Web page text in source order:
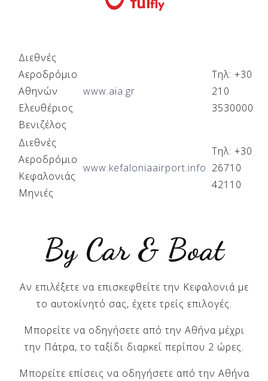
Διεθνές
Αεροδρόμιο
Αθηνών
Ελευθέριος
Βενιζέλος
www.aia.gr
Τηλ: +30
210
3530000
Διεθνές
Αεροδρόμιο
Κεφαλονιάς
Μηνιές
www.kefaloniaairport.info
Τηλ: +30
26710
42110
By Car & Boat
Αν επιλέξετε να επισκεφθείτε την Κεφαλονιά με
το αυτοκίνητό σας, έχετε τρείς επιλογές.
Μπορείτε να οδηγήσετε από την Αθήνα μέχρι
την Πάτρα, το ταξίδι διαρκεί περίπου 2 ώρες.
Μπορείτε επίσεις να οδηγήσετε από την Αθήνα